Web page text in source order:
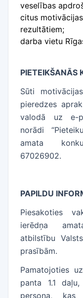
veselības
citus
rezultātiem;
darba vietu
PIETEIKŠANĀS
Sūti
pieredzes
valodā uz e-
norādi
amata
67026902.
PAPILDU
Piesakoties
ierēdņa
atbilstību
prasībām.
Pamatojoties
panta 1.1
persona, kas